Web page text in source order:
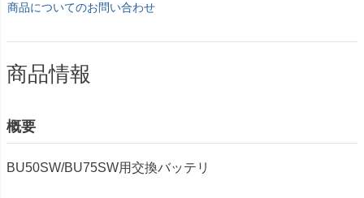
商品についてのお問い合わせ
商品情報
概要
BU50SW/BU75SW用交換バッテリ